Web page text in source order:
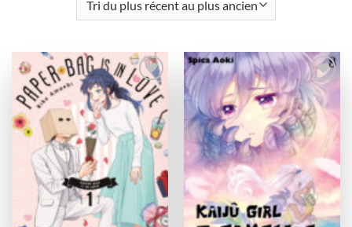
Ajouter
à la
wishlist
Ajouter
à la
wishlist